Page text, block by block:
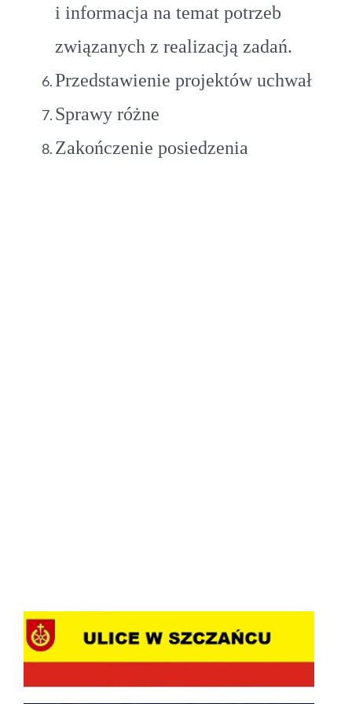
i informacja na temat potrzeb
związanych z realizacją zadań.
Przedstawienie projektów uchwał
Sprawy różne
Zakończenie posiedzenia